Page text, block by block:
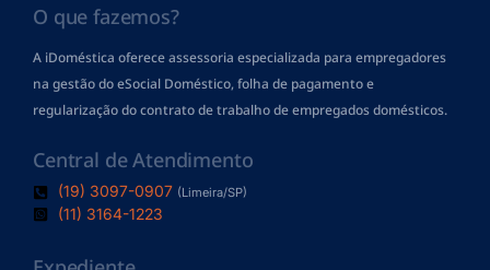
O que fazemos?
A iDoméstica oferece assessoria especializada para empregadores
na gestão do eSocial Doméstico, folha de pagamentoe
regularização do contrato de trabalho de empregados domésticos.
Central de Atendimento
(19) 3097-0907 (Limeira/SP)
(11) 3164-1223